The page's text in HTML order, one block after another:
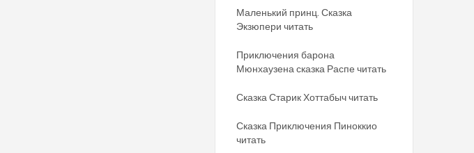
Маленький принц. Сказка
Экзюпери читать
Приключения барона
Мюнхаузена сказка Распе читать
Сказка Старик Хоттабыч читать
Сказка Приключения Пиноккио
читать